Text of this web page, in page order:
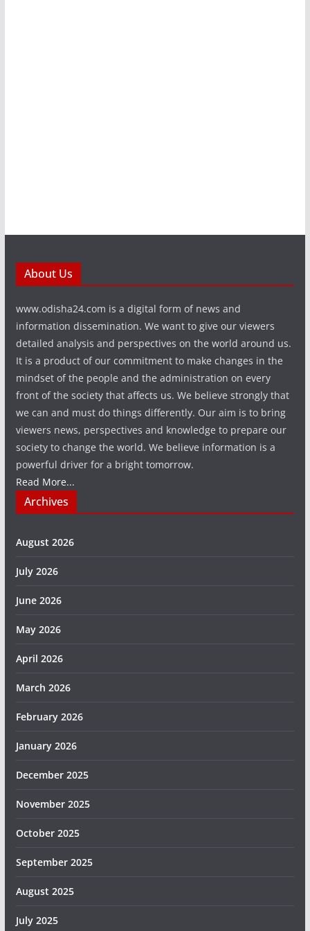
About Us
www.odisha24.com is a digital form of news and
information dissemination. We want to give our viewers
detailed analysis and perspectives on the world around us.
It is a product of our commitment to make changes in the
mindset of the people and the administration on every
front of the society that affects us. We believe strongly that
we can and must do things differently. Our aim is to bring
viewers news, perspectives and knowledge to prepare our
society to change the world. We believe information is a
powerful driver for a bright tomorrow.
Read More...
Archives
August 2026
July 2026
June 2026
May 2026
April 2026
March 2026
February 2026
January 2026
December 2025
November 2025
October 2025
September 2025
August 2025
July 2025